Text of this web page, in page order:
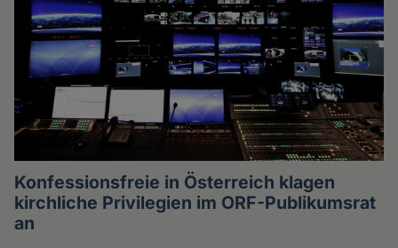
Konfessionsfreie in Österreich klagen
kirchliche Privilegien im ORF-Publikumsrat
an